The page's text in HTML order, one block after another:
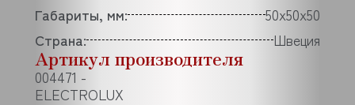
Габариты, мм:
50x50x50
Страна:
Швеция
Артикул производителя
004471 -
ELECTROLUX